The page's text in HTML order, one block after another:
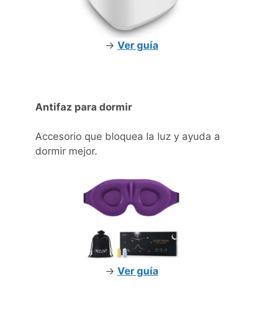
-> Ver guía
Antifaz para dormir
Accesorio que bloquea la luz y ayuda a
dormir mejor.
-> Ver guía